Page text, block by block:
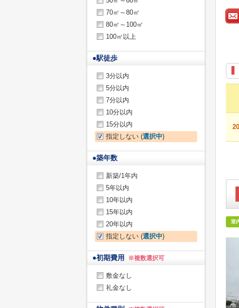
室
70㎡～80㎡
80㎡～100㎡
100㎡以上
●駅徒歩
3分以内
5分以内
7分以内
10分以内
15分以内
指定しない (選択中)
●築年数
新築/1年内
5年以内
10年以内
15年以内
20年以内
指定しない (選択中)
●初期費用 ※複数選択可
敷金なし
礼金なし